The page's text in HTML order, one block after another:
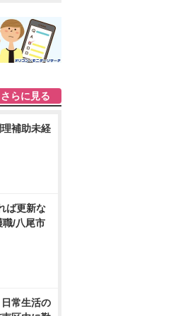
さらに見る
補助未経
ば更新な
職/八尾市
常生活の